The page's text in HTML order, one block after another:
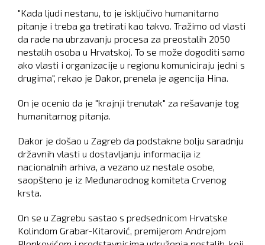
"Kada ljudi nestanu, to je isključivo humanitarno
pitanje i treba ga tretirati kao takvo. Tražimo od vlasti
da rade na ubrzavanju procesa za preostalih 2050
nestalih osoba u Hrvatskoj. To se može dogoditi samo
ako vlasti i organizacije u regionu komuniciraju jedni s
drugima", rekao je Dakor, prenela je agencija Hina.
On je ocenio da je "krajnji trenutak" za rešavanje tog
humanitarnog pitanja.
Dakor je došao u Zagreb da podstakne bolju saradnju
državnih vlasti u dostavljanju informacija iz
nacionalnih arhiva, a vezano uz nestale osobe,
saopšteno je iz Međunarodnog komiteta Crvenog
krsta.
On se u Zagrebu sastao s predsednicom Hrvatske
Kolindom Grabar-Kitarović, premijerom Andrejom